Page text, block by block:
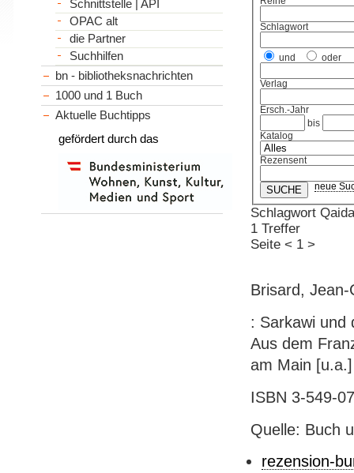
Schlagwort
und oder
Verlag
Ersch.-Jahr
bis
Katalog
Rezensent
neue
Schlagwort Qaida
1 Treffer
Seite < 1 >
Brisard,
: Sarkawi und
Aus dem
am Main
ISBN 3-549-
Quelle: Buch
rezension-
Schnittstelle | API
OPAC alt
die Partner
Suchhilfen
bn - bibliotheksnachrichten
1000 und 1 Buch
Aktuelle Buchtipps
gefördert durch das